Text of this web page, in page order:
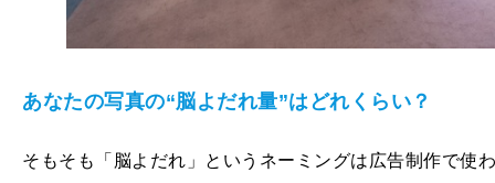
あなたの写真の“脳よだれ量”はどれくらい？
そもそも「脳よだれ」というネーミングは広告制作で使